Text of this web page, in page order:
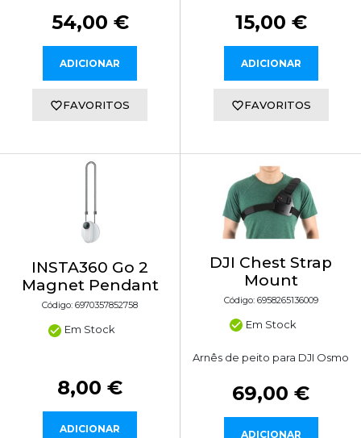
54,00 €
ADICIONAR
FAVORITOS
15,00 €
ADICIONAR
FAVORITOS
INSTA360 Go 2
Magnet Pendant
Código: 6970357852758
Em Stock
8,00 €
ADICIONAR
DJI Chest Strap
Mount
Código: 6958265136009
Em Stock
Arnês de peito para DJI Osmo
69,00 €
ADICIONAR